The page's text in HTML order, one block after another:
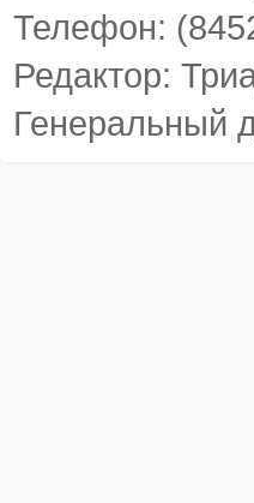
Телефон:
Редактор:
Генеральный